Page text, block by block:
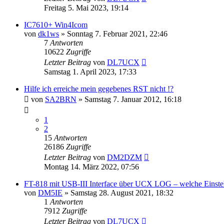
Freitag 5. Mai 2023, 19:14
IC7610+ Win4Icom
von dk1ws » Sonntag 7. Februar 2021, 22:46
7 Antworten
10622 Zugriffe
Letzter Beitrag von DL7UCX
Samstag 1. April 2023, 17:33
Hilfe ich erreiche mein gegebenes RST nicht !?
von SA2BRN » Samstag 7. Januar 2012, 16:18
1
2
15 Antworten
26186 Zugriffe
Letzter Beitrag von DM2DZM
Montag 14. März 2022, 07:56
FT-818 mit USB-III Interface über UCX LOG – welche
von DM5IE » Samstag 28. August 2021, 18:32
1 Antworten
7912 Zugriffe
Letzter Beitrag von DL7UCX